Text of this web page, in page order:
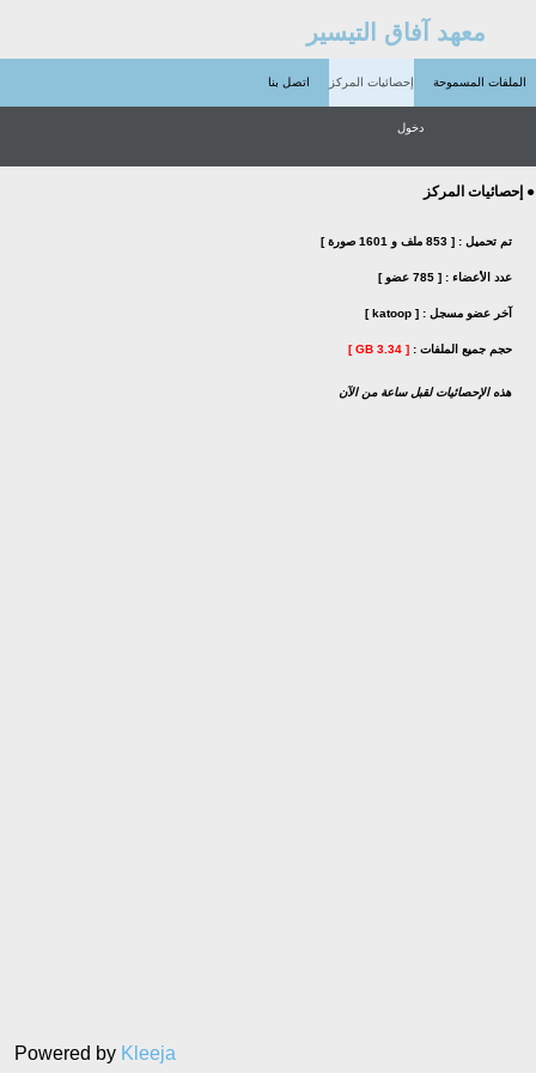
Powered by Kleeja
معهد آفاق التيسير
الملفات المسموحة إحصائيات المركز اتصل بنا
دخول
● إحصائيات المركز
تم تحميل : [ 853 ملف و 1601 صورة ]
عدد الأعضاء : [ 785 عضو ]
آخر عضو مسجل : [ katoop ]
حجم جميع الملفات : [ 3.34 GB ]
هذه الإحصائيات لقبل ساعة من الآن